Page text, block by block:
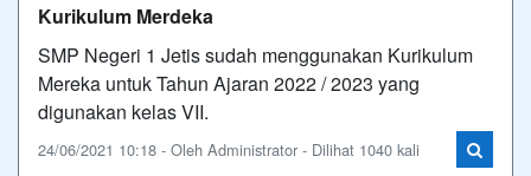
Kurikulum Merdeka
SMP Negeri 1 Jetis sudah menggunakan Kurikulum
Mereka untuk Tahun Ajaran 2022 / 2023 yang
digunakan kelas VII.
24/06/2021 10:18 - Oleh Administrator - Dilihat 1040 kali